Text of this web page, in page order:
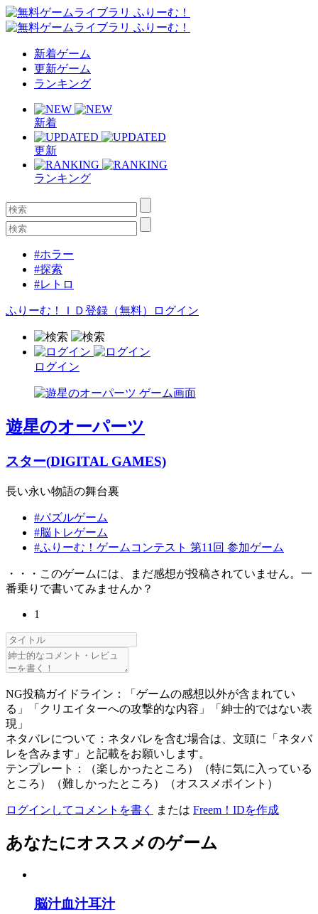
新着ゲーム
更新ゲーム
ランキング
新着
更新
ランキング
#ホラー
#探索
#レトロ
ふりーむ！ＩＤ登録（無料） ログイン
ログイン
遊星のオーパーツ
スター(DIGITAL GAMES)
長い永い物語の舞台裏
#パズルゲーム
#脳トレゲーム
#ふりーむ！ゲームコンテスト 第11回 参加ゲーム
・・・このゲームには、まだ感想が投稿されていません。一
番乗りで書いてみませんか？
1
NG投稿ガイドライン：「ゲームの感想以外が含まれてい
る」「クリエイターへの攻撃的な内容」「紳士的ではない表
現」
ネタバレについて：ネタバレを含む場合は、文頭に「ネタバ
レを含みます」と記載をお願いします。
テンプレート：（楽しかったところ）（特に気に入っている
ところ）（難しかったところ）（オススメポイント）
ログインしてコメントを書く または Freem！IDを作成
あなたにオススメのゲーム
脳汁血汁耳汁